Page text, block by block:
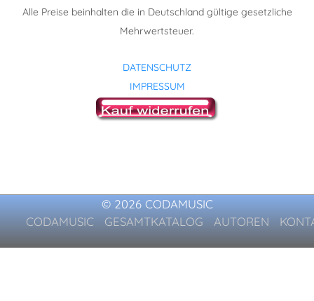
Alle Preise beinhalten die in Deutschland gültige gesetzliche
Mehrwertsteuer.
DATENSCHUTZ
IMPRESSUM
© 2026 CODAMUSIC
CODAMUSIC
GESAMTKATALOG AUTOREN